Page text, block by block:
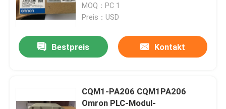
MOQ：PC 1
Preis：USD
Bestpreis Kontakt
CQM1-PA206 CQM1PA206
Omron PLC-Modul-